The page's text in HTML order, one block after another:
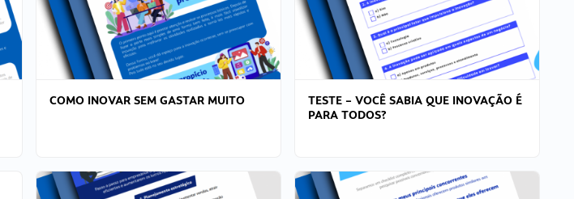
COMO INOVAR SEM GASTAR MUITO
TESTE – VOCÊ SABIA QUE INOVAÇÃO É
PARA TODOS?